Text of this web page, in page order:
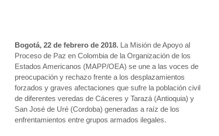
Bogotá, 22 de febrero de 2018. La Misión de Apoyo al
Proceso de Paz en Colombia de la Organización de los
Estados Americanos (MAPP/OEA) se une a las voces de
preocupación y rechazo frente a los desplazamientos
forzados y graves afectaciones que sufre la población civil
de diferentes veredas de Cáceres y Tarazá (Antioquia) y
San José de Uré (Cordoba) generadas a raíz de los
enfrentamientos entre grupos armados ilegales.